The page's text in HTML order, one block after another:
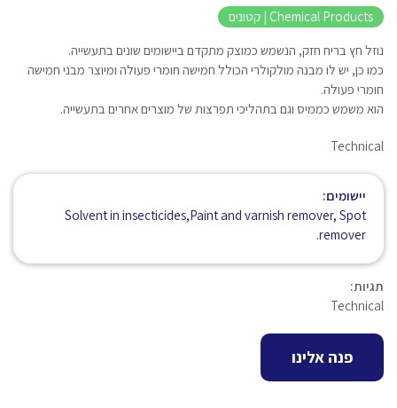
Chemical Products | קטונים
נוזל חץ בריח חזק, הנשמש כמוצק מתקדם ביישומים שונים בתעשייה.
כמו כן, יש לו מבנה מולקולרי הכולל חמישה חומרי פעולה ומיוצר מבני חמישה
חומרי פעולה.
הוא משמש כממיס וגם בתהליכי תפרצות של מוצרים אחרים בתעשייה.
Technical
יישומים:
Solvent in insecticides,Paint and varnish remover, Spot
remover.
תגיות:
Technical
פנה אלינו